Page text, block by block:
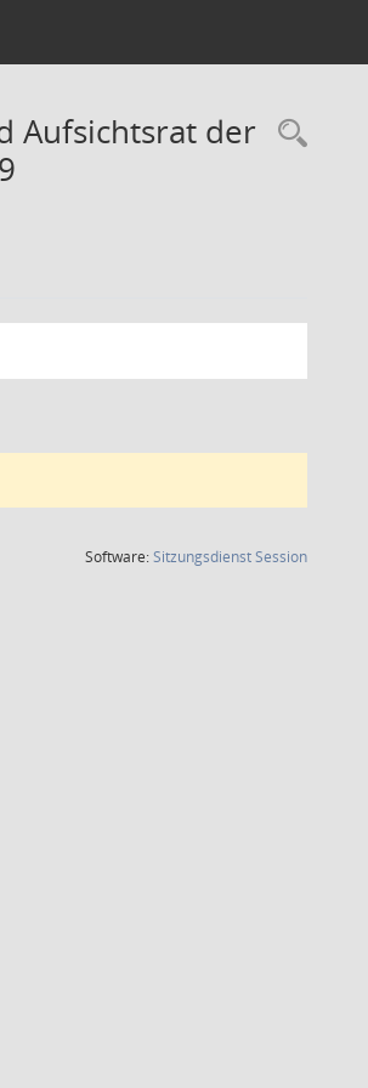
Aufsichtsrat der
Software:SitzungsdienstSession(Wird in